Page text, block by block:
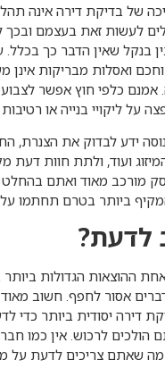
של בדיקת דירה אינה
לעשות זאת בעצמם
בנקל שאין הדבר כך בכלל.
ואסלות מבריקות אינן
אמנם כלפי חוץ אפשר
על ליקויי בנייה או רטיבות
ידע לבדוק את הצנרת,
ועוד, ולתת חוות דעת
מורכב מאוד ואתם
ביותר בטרם תחתמו על
לדעת?
ההוצאות הגדולות
אסור לחפף. חשוב
דירה יסודית ביותר כדי
הולכים לרכוש. אין כמו
שאתם צריכים לדעת על